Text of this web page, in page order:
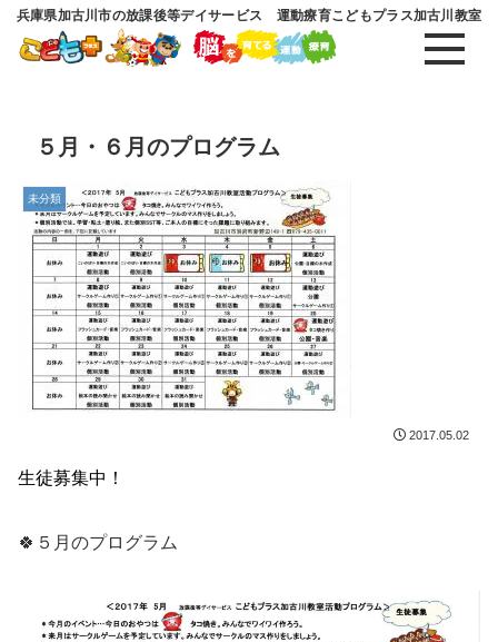
兵庫県加古川市の放課後等デイサービス 運動療育こどもプラス加古川教室
５月・６月のプログラム
未分類
2017.05.02
生徒募集中！
🍀５月のプログラム